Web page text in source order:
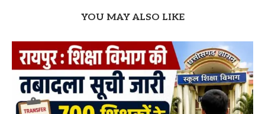
YOU MAY ALSO LIKE